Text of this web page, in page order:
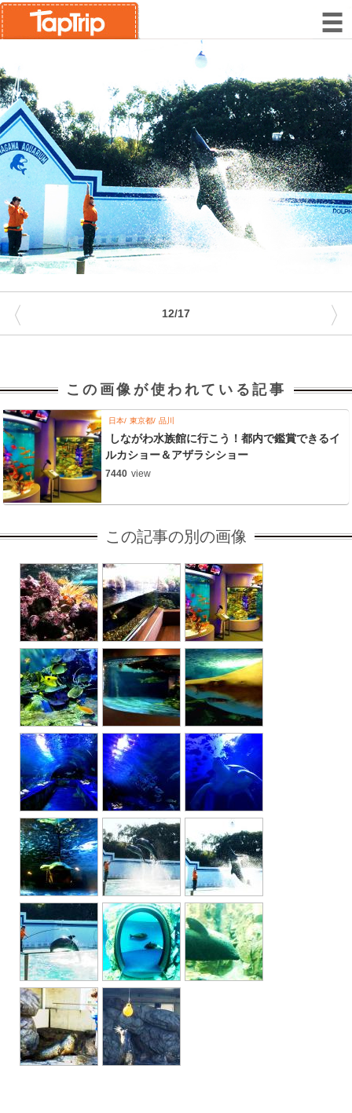
12/17
〈 〉
この画像が使われている記事
日本 東京都 品川
しながわ水族館に行こう！都内で鑑賞できるイ
ルカショー＆アザラシショー
7440 view
この記事の別の画像